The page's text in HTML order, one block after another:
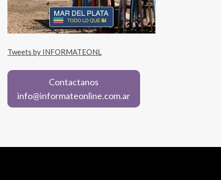
Tweets by INFORMATEONL
Contactanos
info@informateonline.com.ar